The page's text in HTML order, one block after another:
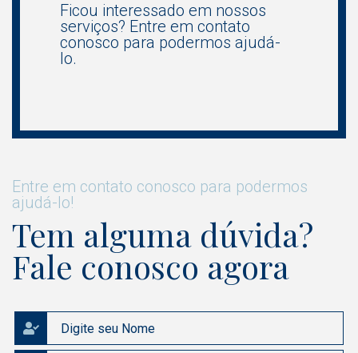
Ficou interessado em nossos
serviços? Entre em contato
conosco para podermos ajudá-
lo.
Entre em contato conosco para podermos
ajudá-lo!
Tem alguma dúvida?
Fale conosco agora